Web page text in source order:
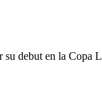
debut en la Copa